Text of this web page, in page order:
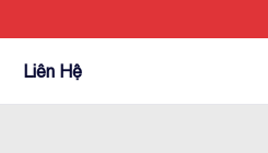
Liên Hệ